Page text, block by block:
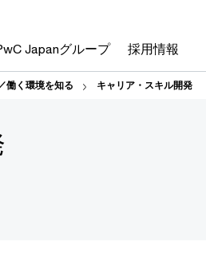
Japanグループ 採用情報
働く環境を知る キャリア・スキル開発